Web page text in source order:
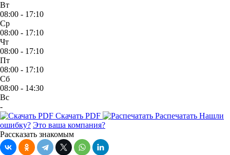
Вт
08:00 - 17:10
Ср
08:00 - 17:10
Чт
08:00 - 17:10
Пт
08:00 - 17:10
Сб
08:00 - 14:30
Вс
-
Скачать PDF
Распечатать Нашли
ошибку? Это ваша компания?
Рассказать знакомым